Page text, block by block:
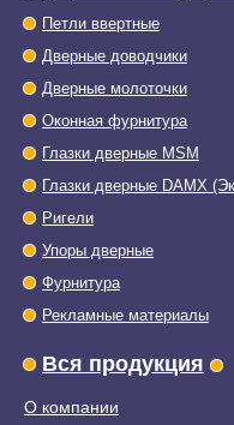
Вся продукция